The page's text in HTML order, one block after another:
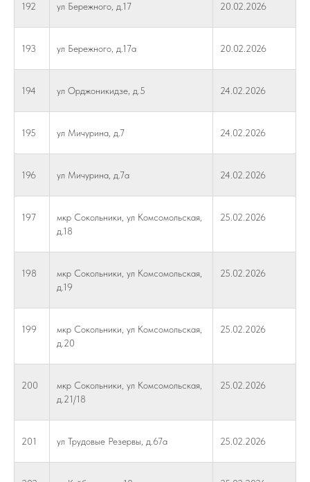
192 ул Бережного, д.17 20.02.2026
193 ул Бережного, д.17а 20.02.2026
194 ул Орджоникидзе, д.5 24.02.2026
195 ул Мичурина, д.7 24.02.2026
196 ул Мичурина, д.7а 24.02.2026
197
мкр Сокольники, ул Комсомольская,
д.18
25.02.2026
198
мкр Сокольники, ул Комсомольская,
д.19
25.02.2026
199
мкр Сокольники, ул Комсомольская,
д.20
25.02.2026
200
мкр Сокольники, ул Комсомольская,
д.21/18
25.02.2026
201 ул Трудовые Резервы, д.67а 25.02.2026